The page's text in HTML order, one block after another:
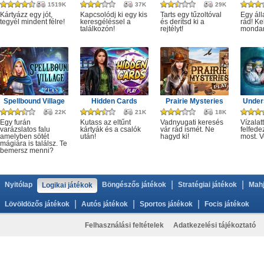
1519K
Kártyázz egy jót,
tegyél mindent félre!
37K
Kapcsolódj ki egy kis
keresgéléssel a
találkozón!
29K
Tarts egy tűzoltóval
és derítsd ki a
rejtélyt!
Egy
rád!
Spellbound Village
22K
Egy furán
varázslatos falu
amelyben sötét
mágiára is találsz. Te
bemersz menni?
Hidden Cards
21K
Kutass az eltűnt
kártyák és a csalók
után!
Prairie Mysteries
18K
Vadnyugati keresés
vár rád ismét. Ne
hagyd ki!
most.
Nyitólap Logikai játékok Böngészős játékok Stratégiai játékok
Lövöldözős játékok Autós játékok Sportos játékok Focis játékok
Felhasználási feltételek Adatkezelési tájékoztató